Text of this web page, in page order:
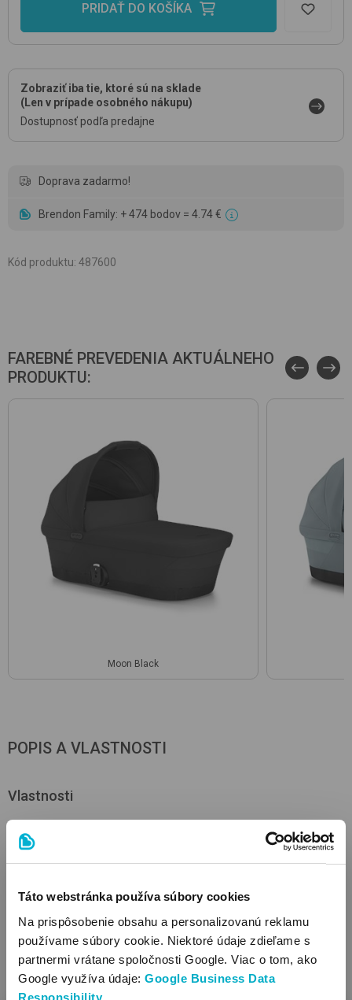
Táto webstránka používa súbory cookies
Na prispôsobenie obsahu a personalizovanú reklamu
používame súbory cookie. Niektoré údaje zdieľame s
partnermi vrátane spoločnosti Google. Viac o tom, ako
Google využíva údaje: Google Business Data
Responsibility.
PRIDAŤ DO KOŠÍKA
Zobraziť iba tie, ktoré sú na sklade
(Len v prípade osobného nákupu)
Dostupnosť podľa predajne
Doprava zadarmo!
Brendon Family: + 474 bodov = 4.74 €
Kód produktu: 487600
FAREBNÉ PREVEDENIA AKTUÁLNEHO
PRODUKTU:
Moon Black
POPIS A VLASTNOSTI
Vlastnosti
Použiteľné k nasledujúcim kočíkom: Gazelle S 2 Gold
Tvrdá bočná stena
S pevnou rukoväťou
Vybavenie: nánožník, molitanový matrac
Materiál poťahu: polyester
Čistenie poťahu: priamym čistením
Pripevniteľné: na konštrukciu detského kočíka
Systém pripevnenia: pomocou adaptéra sa ľahko nasadí aj